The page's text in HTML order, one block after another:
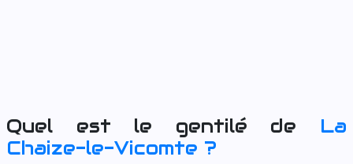
Quel est le gentilé de La
Chaize-le-Vicomte ?